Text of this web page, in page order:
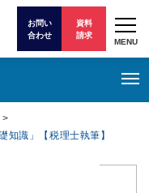
お問い
合わせ
資料
請求
MENU
>
知識」【税理士執筆】